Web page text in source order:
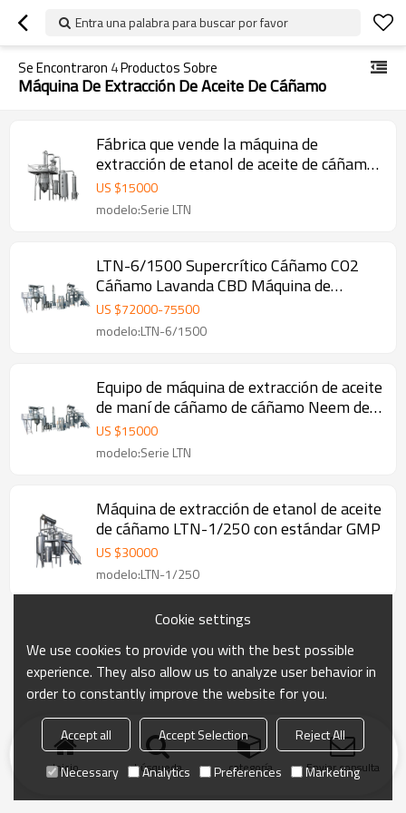
Entra una palabra para buscar por favor
Se Encontraron 4Productos Sobre
Máquina De Extracción De Aceite De Cáñamo
Fábrica que vende la máquina de
extracción de etanol de aceite de cáñamo
de bajo precio
US $15000
modelo:Serie LTN
LTN-6/1500 Supercrítico Cáñamo CO2
Cáñamo Lavanda CBD Máquina de
extracción de aceite
US $72000-75500
modelo:LTN-6/1500
Equipo de máquina de extracción de aceite
de maní de cáñamo de cáñamo Neem de
cannabis serie LTN
US $15000
modelo:Serie LTN
Máquina de extracción de etanol de aceite
de cáñamo LTN-1/250 con estándar GMP
US $30000
modelo:LTN-1/250
Inicio búsqueda categoría Enviar consulta
Cookie settings
We use cookies to provide you with the best possible
experience. They also allow us to analyze user behavior in
order to constantly improve the website for you.
Accept all Accept Selection
Reject All
Necessary
Analytics Preferences Marketing